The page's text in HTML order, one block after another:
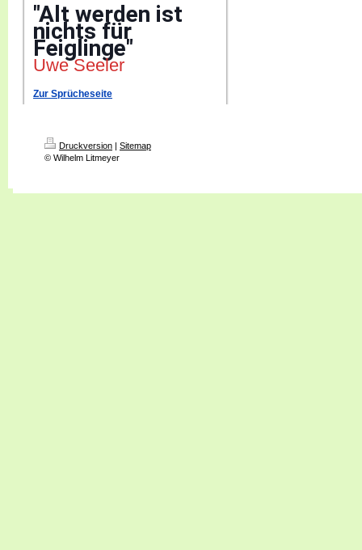
"Alt werden ist
nichts für
Feiglinge"
Uwe Seeler
Zur Sprücheseite
Druckversion | Sitemap
© Wilhelm Litmeyer